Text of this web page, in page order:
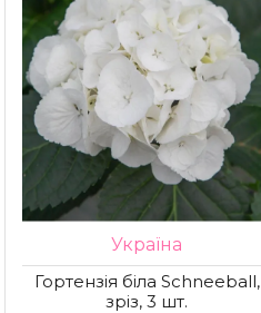
Україна
Гортензія біла Schneeball,
зріз, 3 шт.